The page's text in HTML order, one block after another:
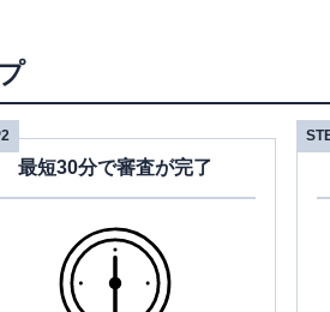
最短30分で審査が完了